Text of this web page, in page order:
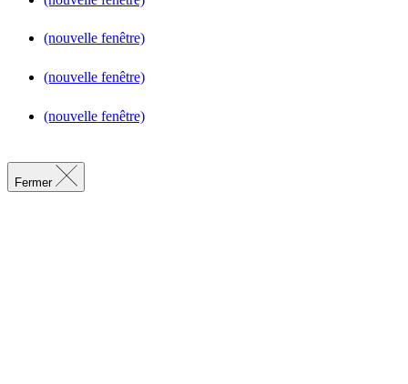
(nouvelle fenêtre)
(nouvelle fenêtre)
(nouvelle fenêtre)
Fermer